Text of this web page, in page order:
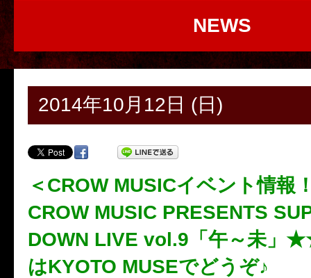
NEWS
2014年10月12日 (日)
＜CROW MUSICイベント情
CROW MUSIC PRESENTS
DOWN LIVE vol.9「午～未」
はKYOTO MUSEでどうぞ♪